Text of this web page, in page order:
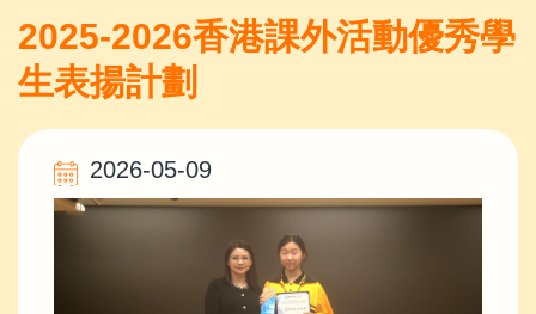
航
連
結
2025-2026香港課外活動優秀學
生表揚計劃
2026-05-09